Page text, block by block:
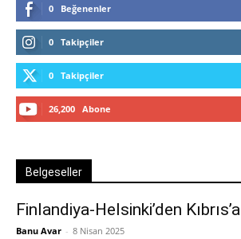
0 Beğenenler
0 Takipçiler
0 Takipçiler
26,200 Abone
Belgeseller
Finlandiya-Helsinki’den Kıbrıs’a
Banu Avar - 8 Nisan 2025